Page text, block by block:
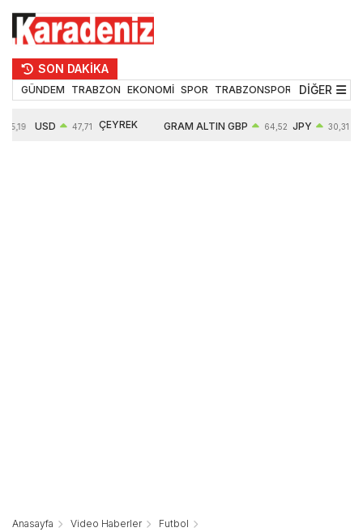
SON DAKİKA
GÜNDEM TRABZON EKONOMİ SPOR TRABZONSPOR TEKNOLOJİ
DİĞER
USD 47,71 ÇEYREK GRAM ALTIN GBP 64,52 JPY 30,31
Anasayfa Video Haberler
Futbol